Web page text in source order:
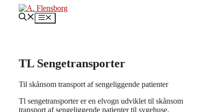
Menu
TL Sengetransporter
Til skånsom transport af sengeliggende patienter
Tl sengetransporter er en elvogn udviklet til skånsom
transport af sengeliggende patienter til sygehuse.